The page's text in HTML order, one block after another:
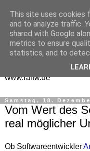
One Man
Gedanken
Spontanes und
www.ralfw.de
Samstag, 18.
Vom Wert des
real möglicher
Ob Softwareentwickler
This site uses cookies
and to analyze traffic.
shared with Google
metrics to ensure
statistics, and to